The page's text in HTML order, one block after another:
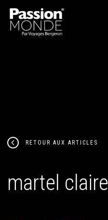
RETOUR AUX ARTICLES
martel claire